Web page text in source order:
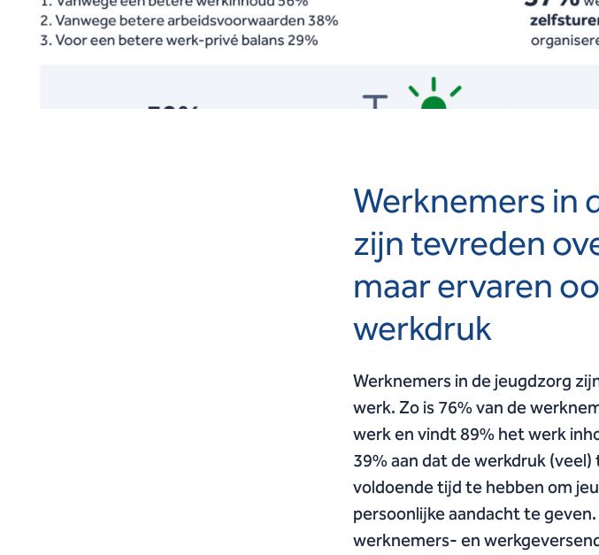
Werknemers in
zijn tevreden
maar ervaren
werkdruk
Werknemers in de jeugdzorg
werk. Zo is 76% van de
werk en vindt 89% het werk
39% aan dat de werkdruk
voldoende tijd te hebben om
persoonlijke aandacht te
werknemers- en